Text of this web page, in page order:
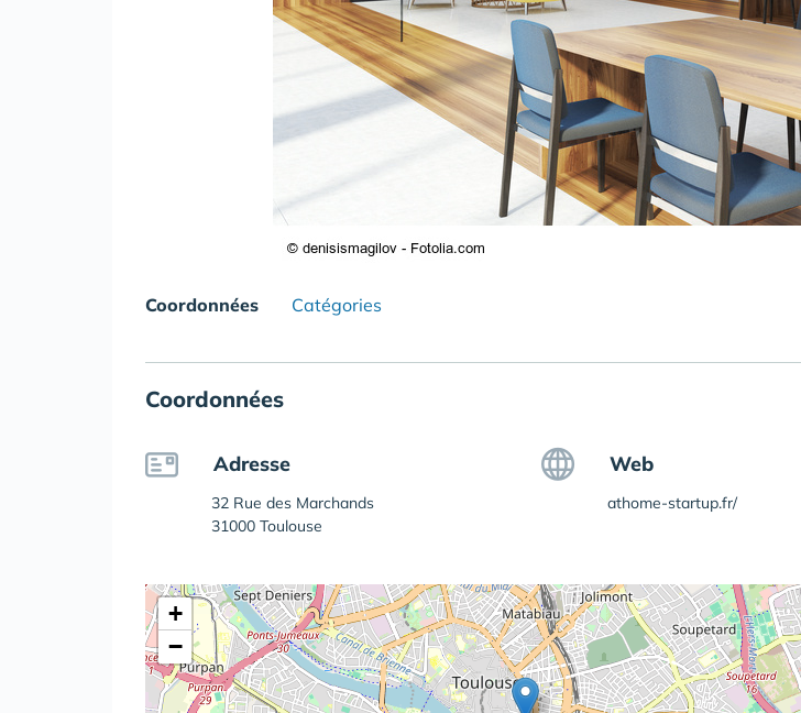
Coordonnées Catégories
Coordonnées
Adresse
32 Rue des Marchands
31000 Toulouse
Web
athome-startup.fr/
+
−